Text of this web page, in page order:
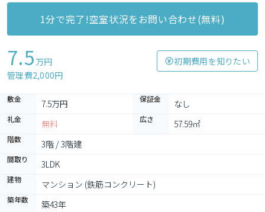
1分で完了!空室状況をお問い合わせ(無料)
7.5 万円
管理費2,000円
初期費用を知りたい
敷金 7.5万円 保証金 なし
礼金 無料 広さ 57.59㎡
階数 3階 / 3階建
間取り 3LDK
建物 マンション (鉄筋コンクリート)
築年数 築43年